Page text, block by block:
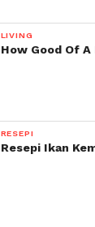
LIVING
How Good Of A
RESEPI
Resepi Ikan